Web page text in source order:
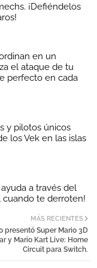
¡Defiéndelos
en un
el ataque de tu
perfecto en cada
y pilotos únicos
los Vek en las islas
a través del
cuando te derroten!
MÁS RECIENTES
presentó Super Mario 3D
y Mario Kart Live: Home
Circuit para Switch.